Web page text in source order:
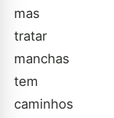
mas
tratar
manchas
tem
caminhos